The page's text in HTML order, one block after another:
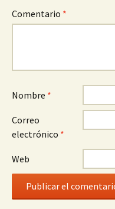
Comentario *
Nombre *
Correo
electrónico *
Web